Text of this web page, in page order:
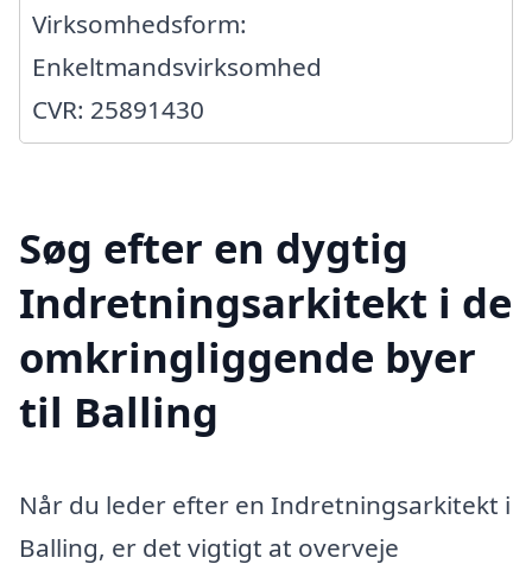
Virksomhedsform:
Enkeltmandsvirksomhed
CVR: 25891430
Søg efter en dygtig
Indretningsarkitekt i de
omkringliggende byer
til Balling
Når du leder efter en Indretningsarkitekt i
Balling, er det vigtigt at overveje